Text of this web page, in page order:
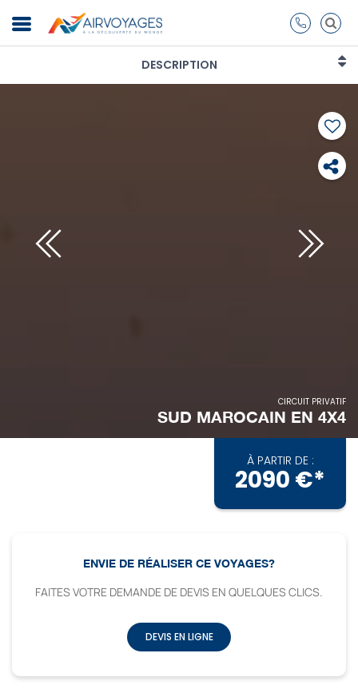
DESCRIPTION
CIRCUIT PRIVATIF
SUD MAROCAIN EN 4X4
À PARTIR DE :
2090 €*
ENVIE DE RÉALISER CE VOYAGES?
FAITES VOTRE DEMANDE DE DEVIS EN QUELQUES CLICS.
DEVIS EN LIGNE